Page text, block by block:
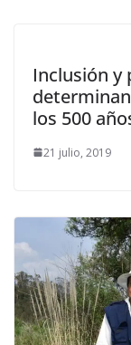
Inclusión y
los 500
21 julio, 2019